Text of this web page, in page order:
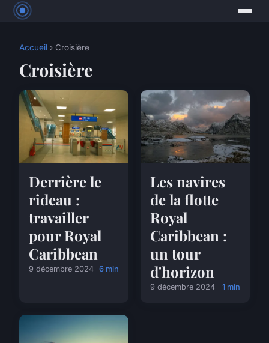
Accueil › Croisière
Croisière
Derrière le
rideau :
travailler
pour Royal
Caribbean
9 décembre 2024 6 min
Les navires
de la flotte
Royal
Caribbean :
un tour
d'horizon
9 décembre 2024 1 min